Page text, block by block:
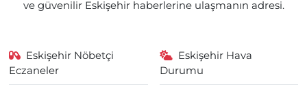
ve güvenilir Eskişehir haberlerine ulaşmanın adresi.
Eskişehir Nöbetçi
Eczaneler
Eskişehir Hava
Durumu